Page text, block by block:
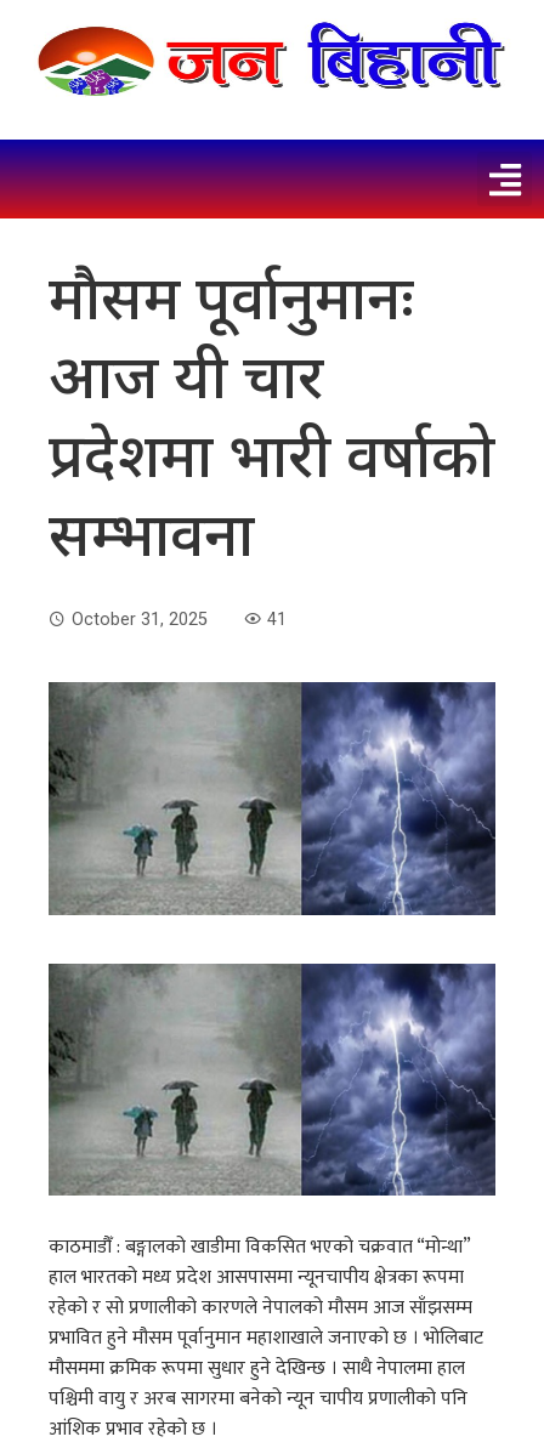
माैसम पूर्वानुमानः
आज यी चार
प्रदेशमा भारी वर्षाको
सम्भावना
October 31, 2025 41
काठमाडौँ : बङ्गालको खाडीमा विकसित भएको चक्रवात “मोन्था”
हाल भारतको मध्य प्रदेश आसपासमा न्यूनचापीय क्षेत्रका रूपमा
रहेको र सो प्रणालीको कारणले नेपालको मौसम आज साँझसम्म
प्रभावित हुने मौसम पूर्वानुमान महाशाखाले जनाएको छ । भोलिबाट
मौसममा क्रमिक रूपमा सुधार हुने देखिन्छ । साथै नेपालमा हाल
पश्चिमी वायु र अरब सागरमा बनेको न्यून चापीय प्रणालीको पनि
आंशिक प्रभाव रहेको छ ।